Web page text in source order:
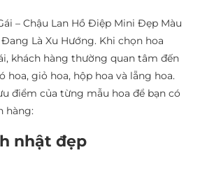
– Chậu Lan Hồ Điệp Mini Đẹp Màu
Là Xu Hướng. Khi chọn hoa
khách hàng thường quan tâm đến
hoa, giỏ hoa, hộp hoa và lẵng hoa.
điểm của từng mẫu hoa để bạn có
hàng:
nhật đẹp